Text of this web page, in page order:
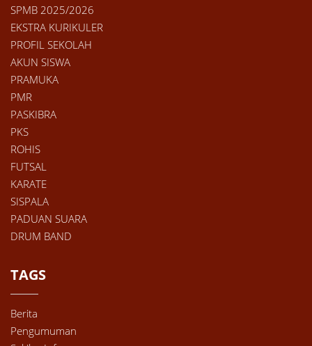
SPMB 2025/2026
EKSTRA KURIKULER
PROFIL SEKOLAH
AKUN SISWA
PRAMUKA
PMR
PASKIBRA
PKS
ROHIS
FUTSAL
KARATE
SISPALA
PADUAN SUARA
DRUM BAND
TAGS
Berita
Pengumuman